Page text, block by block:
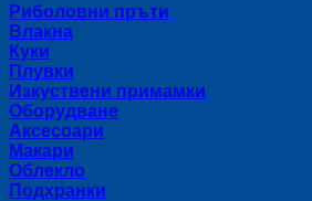
Риболовни пръти
Влакна
Куки
Плувки
Изкуствени примамки
Оборудване
Аксесоари
Макари
Облекло
Подхранки